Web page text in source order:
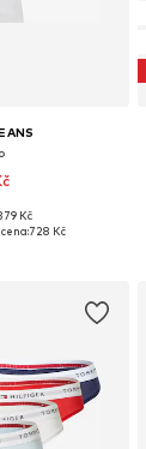
+ 2
XS, S, M, L, XL
Kč
728 Kč